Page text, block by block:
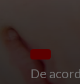
De